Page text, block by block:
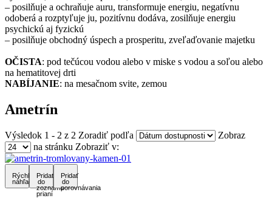
– posilňuje a ochraňuje auru, transformuje energiu, negatívnu
odoberá a rozptyľuje ju, pozitívnu dodáva, zosilňuje energiu
psychickú aj fyzickú
– posilňuje obchodný úspech a prosperitu, zveľaďovanie majetku
OČISTA: pod tečúcou vodou alebo v miske s vodou a soľou alebo
na hematitovej drti
NABÍJANIE: na mesačnom svite, zemou
Ametrín
Výsledok 1 - 2 z 2 Zoradiť podľa
Zobraz
na stránku Zobraziť v:
Rýchly
náhľad
Pridať
do
zoznamu
prianí
Pridať
do
porovnávania